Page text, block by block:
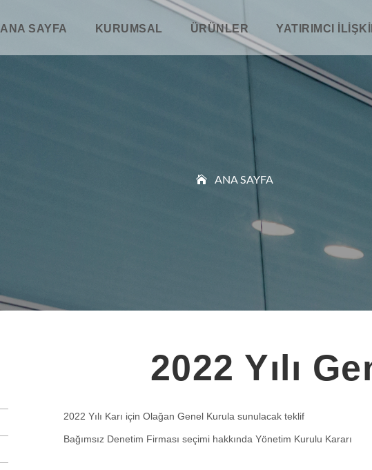
ANA SAYFA KURUMSAL ÜRÜNLER YATIRIMCI
ANA SAYFA
2022 Yılı
2022 Yılı Karı için Olağan Genel Kurula sunulacak teklif
Bağımsız Denetim Firması seçimi hakkında Yönetim Kurulu Kararı